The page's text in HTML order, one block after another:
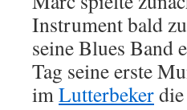
Instrument bald
seine Blues Band
Tag seine erste
imLutterbeker